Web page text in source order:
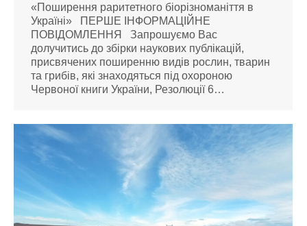
«Поширення раритетного біорізноманіття в
Україні» ПЕРШЕ ІНФОРМАЦІЙНЕ
ПОВІДОМЛЕННЯ Запрошуємо Вас
долучитись до збірки наукових публікацій,
присвячених поширенню видів рослин, тварин
та грибів, які знаходяться під охороною
Червоної книги України, Резолюції 6…